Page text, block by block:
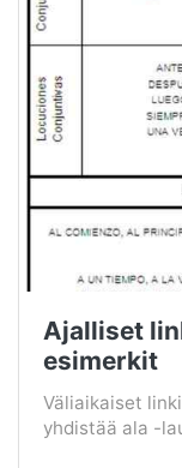
Ajalliset
esimerkit
Väliaikaiset
yhdistää ala -